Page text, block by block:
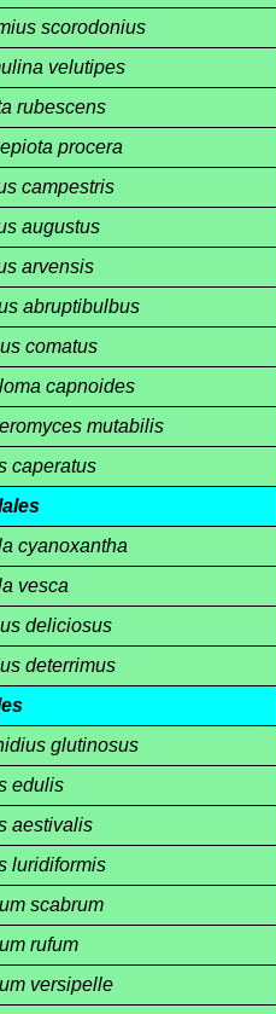
scorodonius
velutipes
rubescens
procera
campestris
augustus
arvensis
abruptibulbus
comatus
capnoides
mutabilis
caperatus
cyanoxantha
vesca
deliciosus
deterrimus
glutinosus
edulis
aestivalis
luridiformis
scabrum
rufum
versipelle